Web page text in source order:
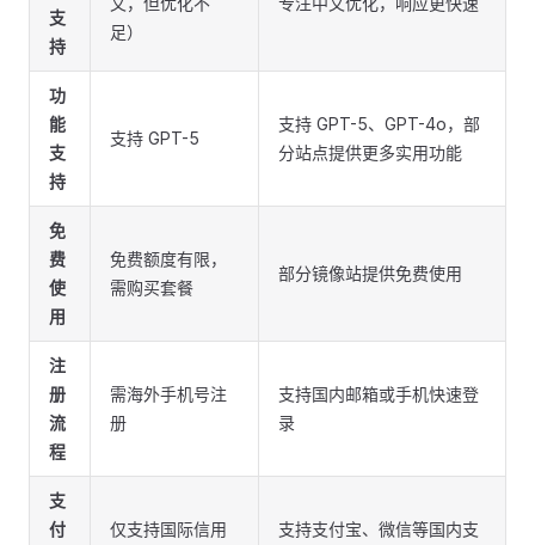
支
持
足）
功
能
支
持
支持 GPT-5
支持 GPT-5、GPT-4o，部
分站点提供更多实用功能
免
费
使
用
免费额度有限，
需购买套餐
部分镜像站提供免费使用
注
册
流
程
需海外手机号注
册
支持国内邮箱或手机快速登
录
支
付
仅支持国际信用
支持支付宝、微信等国内支